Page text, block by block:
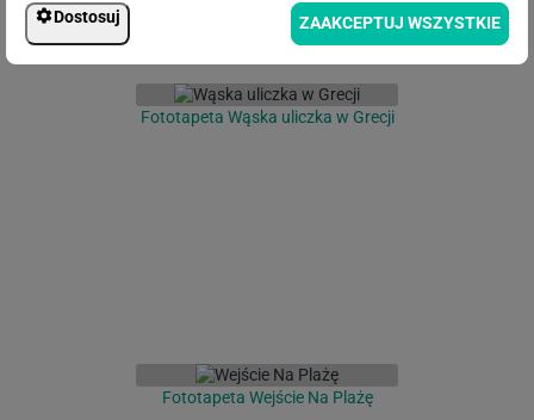
Fototapeta Wąska uliczka w Grecji
Fototapeta Wejście Na Plażę
Dostosuj ZAAKCEPTUJ WSZYSTKIE